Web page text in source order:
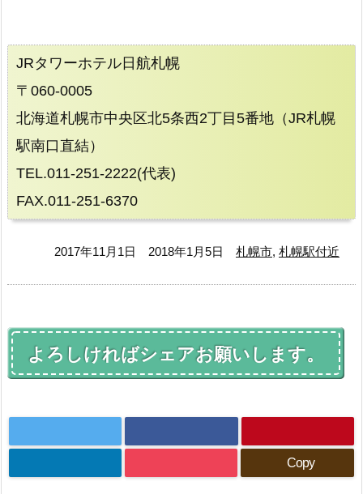
JRタワーホテル日航札幌
〒060-0005
北海道札幌市中央区北5条西2丁目5番地（JR札幌
駅南口直結）
TEL.011-251-2222(代表)
FAX.011-251-6370
2017年11月1日 2018年1月5日 札幌市, 札幌駅付近
よろしければシェアお願いします。
Copy